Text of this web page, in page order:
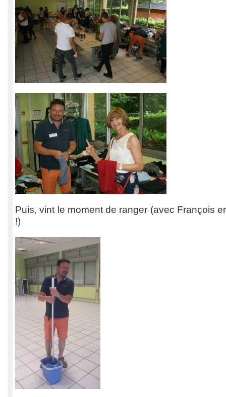
Puis, vint le moment de ranger (avec François
!)